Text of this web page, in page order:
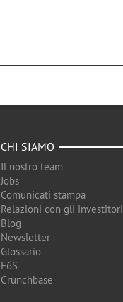
CHI SIAMO
Il nostro team
Jobs
Comunicati stampa
Relazioni con gli investitori
Blog
Newsletter
Glossario
F6S
Crunchbase